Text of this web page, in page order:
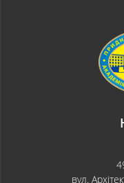
вул.